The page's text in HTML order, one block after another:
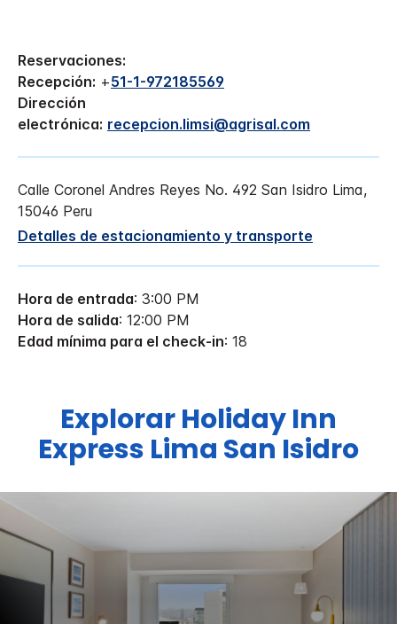
Reservaciones:
Recepción: +51-1-972185569
Dirección
electrónica: recepcion.limsi@agrisal.com
Calle Coronel Andres Reyes No. 492 San Isidro Lima,
15046 Peru
Detalles de estacionamiento y transporte
Hora de entrada: 3:00 PM
Hora de salida: 12:00 PM
Edad mínima para el check-in: 18
ExplorarHoliday Inn
Express Lima San Isidro